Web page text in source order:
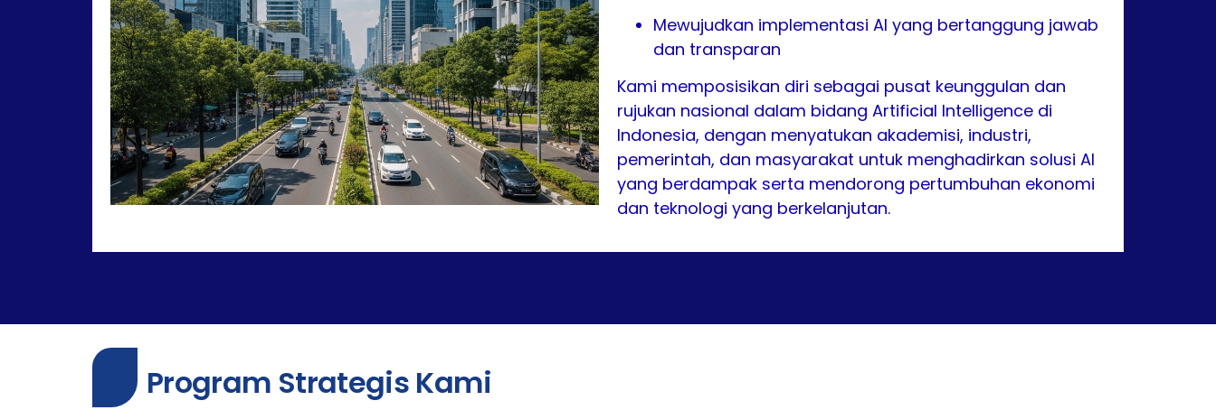
Mewujudkan implementasi AI yang bertanggung jawab
dan transparan
Kami memposisikan diri sebagai pusat keunggulan dan
rujukan nasional dalam bidang Artificial Intelligence di
Indonesia, dengan menyatukan akademisi, industri,
pemerintah, dan masyarakat untuk menghadirkan solusi AI
yang berdampak serta mendorong pertumbuhan ekonomi
dan teknologi yang berkelanjutan.
Program Strategis Kami